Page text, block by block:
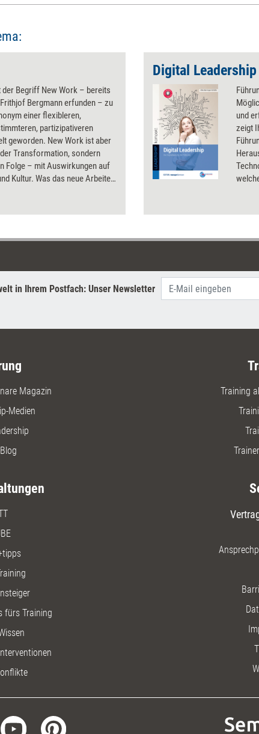
der Begriff New Work – bereits
Bergmann erfunden – zu
einer flexibleren,
partizipativeren
geworden. New Work ist aber
Transformation, sondern
Folge – mit Auswirkungen auf
Kultur. Was das neue Arbeiten
liegen.
Digital Leadership
und
zeigt
in Ihrem Postfach: Unser Newsletter
Magazin
Medien
Training
fürs Training